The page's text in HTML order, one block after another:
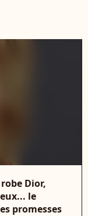
Dior,
le
promesses